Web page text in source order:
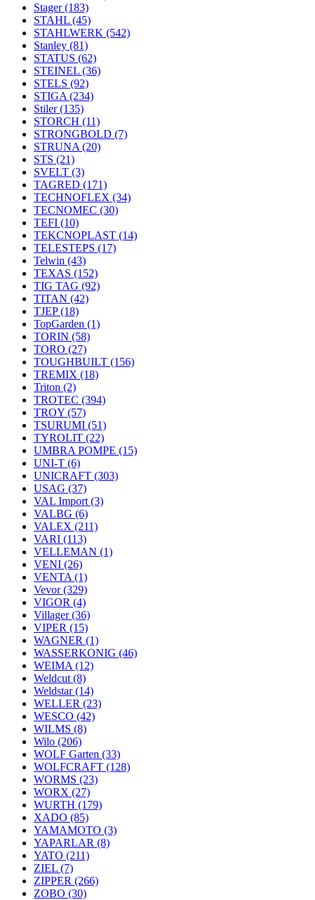
Stager(183)
STAHL (45)
STAHLWERK (542)
Stanley (81)
STATUS (62)
STEINEL (36)
STELS (92)
STIGA (234)
Stiler(135)
STORCH (11)
STRONGBOLD (7)
STRUNA (20)
STS (21)
SVELT (3)
TAGRED (171)
TECHNOFLEX (34)
TECNOMEC (30)
TEFI (10)
TEKCNOPLAST (14)
TELESTEPS (17)
Telwin (43)
TEXAS (152)
TIG TAG (92)
TITAN (42)
TJEP(18)
TopGarden (1)
TORIN (58)
TORO (27)
TOUGHBUILT (156)
TREMIX (18)
Triton (2)
TROTEC (394)
TROY (57)
TSURUMI (51)
TYROLIT (22)
UMBRA POMPE (15)
UNI-T (6)
UNICRAFT (303)
USAG (37)
VAL Import (3)
VALBG (6)
VALEX (211)
VARI (113)
VELLEMAN (1)
VENI (26)
VENTA (1)
Vevor(329)
VIGOR (4)
Villager(36)
VIPER (15)
WAGNER (1)
WASSERKONIG (46)
WEIMA (12)
Weldcut (8)
Weldstar(14)
WELLER (23)
WESCO (42)
WILMS (8)
Wilo (206)
WOLF Garten (33)
WOLFCRAFT (128)
WORMS (23)
WORX (27)
WURTH (179)
XADO (85)
YAMAMOTO (3)
YAPARLAR (8)
YATO (211)
ZIEL (7)
ZIPPER (266)
ZOBO (30)